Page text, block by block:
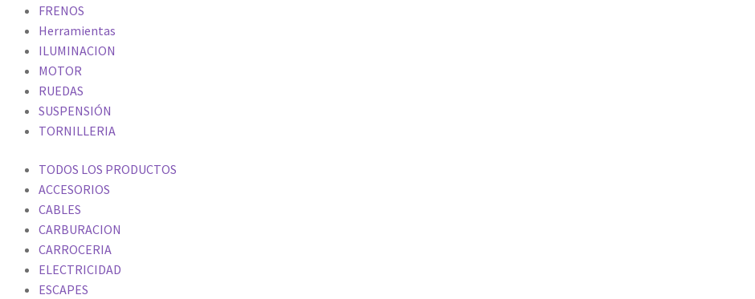
FRENOS
Herramientas
ILUMINACION
MOTOR
RUEDAS
SUSPENSIÓN
TORNILLERIA
TODOS LOS PRODUCTOS
ACCESORIOS
CABLES
CARBURACION
CARROCERIA
ELECTRICIDAD
ESCAPES